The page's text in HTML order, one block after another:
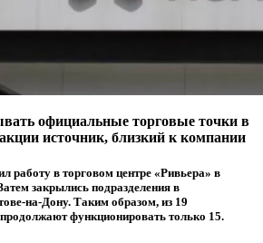
официальные торговые точки в
источник, близкий к компании
работу в торговом центре «Ривьера» в
закрылись подразделения в
на-Дону. Таким образом, из 19
функционировать только 15.